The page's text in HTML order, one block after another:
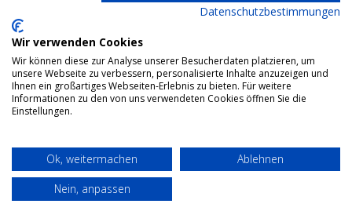
Für die Anordnung einer Vor- und Nacherbschaft ist
es nicht zwingend erforderlich, dass das Testament
die Begriffe „Vorerbe“ und „Nacherbe“ enthält.
MEHR ERFAHREN
Zugewinngemeinschaft
Datenschutzbestimmungen
Wir verwenden Cookies
Wir können diese zur Analyse unserer Besucherdaten platzieren, um
unsere Webseite zu verbessern, personalisierte Inhalte anzuzeigen und
Ihnen ein großartiges Webseiten-Erlebnis zu bieten. Für weitere
Informationen zu den von uns verwendeten Cookies öffnen Sie die
Einstellungen.
Ok, weitermachen
Ablehnen
Nein, anpassen